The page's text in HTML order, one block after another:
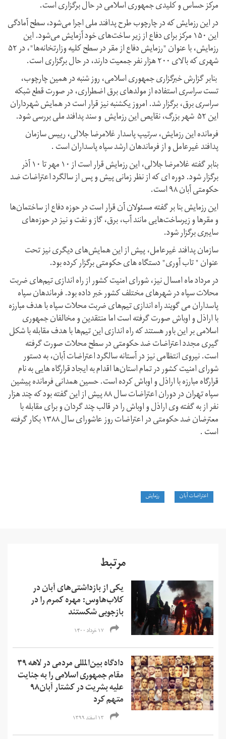
مرکز حساس و کلیدی جمهوری اسلامی در حال برگزاری است.
در این رزمایش که در چارچوب طرح پدافند ملی اجرا می‌شود، سطح آمادگی
این ۱۵۰ مرکز برای دفاع از زیر ساخت‌های خود آزمایش می‌شود. این
رزمایش، با عنوان "رزمایش دفاع از مقر در سطح کلیه وزارتخانه‌ها"، در ۵۲
شهری که بالای ۲۰۰ هزار نفر جمعیت دارند، در حال برگزاری است.
بنابر گزارش خبرگزاری جمهوری اسلامی، روز شنبه در همین چارچوب،
تست سراسری استفاده از مولدهای برق اضطراری، در صورت قطع شبکه
سراسری برق، برگزار شد. امروز یکشنبه نیز قرار است در همایش شهرداران
این ۵۲ شهر بزرگ، نقایص این رزمایش و سند پدافند ملی بررسی شود.
فرمانده این رزمایش، سرتیپ پاسدار غلامرضا جلالی، رییس سازمان
پدافند غیرعامل و از فرماندهان ارشد سپاه پاسداران است .
بنابر گفته غلامرضا جلالی، این رزمایش قرار است از ۱۰ مهر تا ۱۰ آذر
برگزار شود. دوره ای که از نظر زمانی پیش و پس از سالگرد اعتراضات ضد
حکومتی آبان ۹۸ است.
این رزمایش بنا بر گفته مسئولان آن قرار است در حوزه دفاع از ساختمان‌ها
و مقرها و زیرساخت‌هایی مانند آب، برق، گاز و نفت و نیز در حوزه‌های
سایبری برگزار شود.
سازمان پدافند غیرعامل، پیش از این همایش‌های دیگری نیز تحت
عنوان " تاب آوری" دستگاه های حکومتی برگزار کرده بود.
در مرداد ماه امسال نیز، شورای امنیت کشور از راه اندازی تیم‌های ضربت
محلات سپاه در شهرهای مختلف کشور خبر داده بود. فرماندهان سپاه
پاسداران می گویند راه اندازی تیم‌های ضربت محلات سپاه با هدف مبارزه
با اراذل و اوباش صورت گرفته است اما منتقدین و مخالفان جمهوری
اسلامی بر این باور هستند که راه اندازی این تیم‌ها با هدف مقابله با شکل
گیری مجدد اعتراضات ضد حکومتی در سطح محلات صورت گرفته
است. نیروی انتظامی نیز در آستانه سالگرد اعتراضات آبان، به دستور
شورای امنیت کشور در تمام استان‌ها اقدام به ایجاد قرارگاه هایی به نام
قرارگاه مبارزه با اراذل و اوباش کرده است. حسین همدانی فرمانده پیشین
سپاه تهران در دوران اعتراضات سال ۸۸ پیش از این گفته بود که چند هزار
نفر از به گفته وی اراذل و اوباش را در قالب چند گردان و برای مقابله با
معترضان ضد حکومتی در اعتراضات روز عاشورای سال ۱۳۸۸ بکار گرفته
است .
اعتراضات آبان رزمایش
مرتبط
یکی از بازداشتی‌های آبان در
کلاب‌هاوس: مهره کمرم را در
بازجویی شکستند
۱۷ خرداد ۱۴۰۰
دادگاه بین‌المللی مردمی در لاهه ۳۹
مقام جمهوری اسلامی را به جنایت
علیه بشریت در کشتار آبان۹۸
متهم کرد
۱۳ اسفند ۱۳۹۹